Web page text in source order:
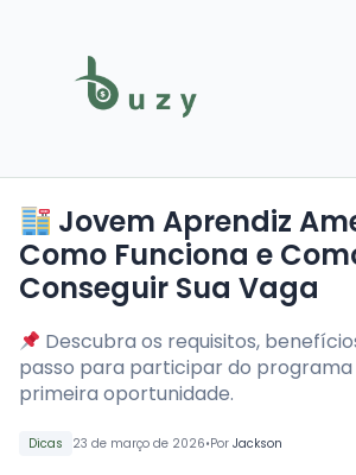
Dicas 23 de março de 2026•Por Jackson
Jovem Aprendiz
Como Funciona e
Conseguir Sua Vaga
Descubra os requisitos,
passo para participar do programa
primeira oportunidade.